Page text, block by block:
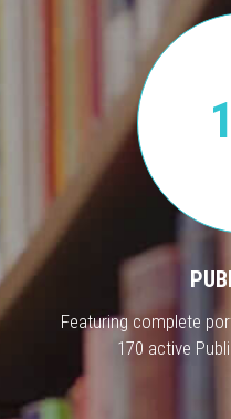
Featuring complete
170 active